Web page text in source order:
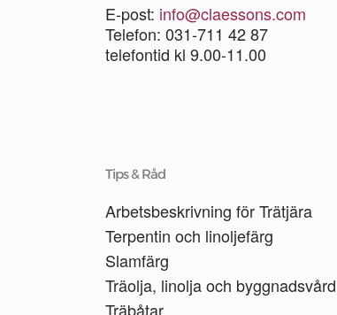
E-post: info@claessons.com
Telefon: 031-711 42 87
telefontid kl 9.00-11.00
Tips & Råd
Arbetsbeskrivning för Trätjära
Terpentin och linoljefärg
Slamfärg
Träolja, linolja och byggnadsvård
Träbåtar